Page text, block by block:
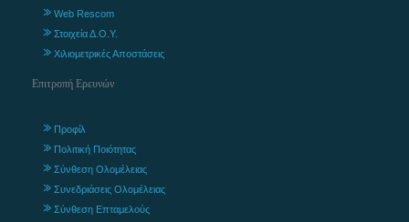
Web Rescom
Στοιχεία Δ.Ο.Υ.
Χιλιομετρικές Αποστάσεις
Επιτροπή Ερευνών
Προφίλ
Πολιτική Ποιότητας
Σύνθεση Ολομέλειας
Συνεδριάσεις Ολομέλειας
Σύνθεση Επταμελούς